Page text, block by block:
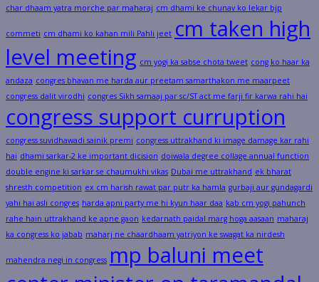
char dhaam yatra morche par maharaj cm dhami ke chunav ko lekar bjp
commeti cm dhami ko kahan mili Pahli jeet cm taken high
level meeting cm yogi ka sabse chota tweet cong ko haar ka
andaza congres bhavan me harda aur preetam samarthakon me maarpeet
congress dalit virodhi congres Sikh samaaj par sc/ST act me farji fir karwa rahi hai
congress support curruption
congress suvidhawadi sainik premi congress uttrakhand ki image damage kar rahi
hai dhami sarkar-2 ke important dicision doiwala degree collage annual function
double engine ki sarkar se chaumukhi vikas Dubai me uttrakhand ek bharat
shresth competition ex cm harish rawat par putr ka hamla gurbaji aur gundagardi
yahi hai asli congres harda apni party me hi kyun haar daa kab cm yogi pahunch
rahe hain uttrakhand ke apne gaon kedarnath paidal marg hoga aasaan maharaj
ka congress ko jabab maharj ne chaardhaam yatriyon ke swagat ka nirdesh
mahendra negi in congress mp baluni meet